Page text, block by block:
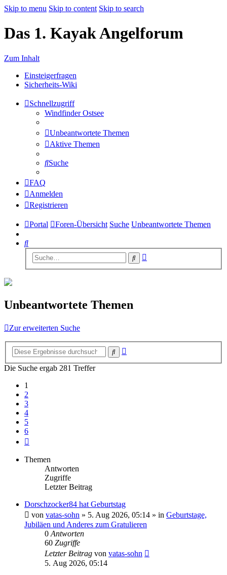
Skip to menu Skip to content Skip to search
Das 1. Kayak Angelforum
Zum Inhalt
Einsteigerfragen
Sicherheits-Wiki
Schnellzugriff
Windfinder Ostsee
Unbeantwortete Themen
Aktive Themen
Suche
FAQ
Anmelden
Registrieren
Portal Foren-Übersicht Suche Unbeantwortete Themen
Suche
Suche
Unbeantwortete Themen
Zur erweiterten Suche
Suche
Die Suche ergab 281 Treffer
1
2
3
4
5
6
Themen
Antworten
Zugriffe
Letzter Beitrag
Dorschzocker84 hat Geburtstag
von vatas-sohn » 5. Aug 2026, 05:14 » in Geburtstage,
Jubiläen und Anderes zum Gratulieren
0 Antworten
60 Zugriffe
Letzter Beitrag von vatas-sohn
5. Aug 2026, 05:14